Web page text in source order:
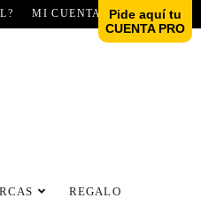
MI CUENTA
REGALO
Pide aquí tu
CUENTA PRO